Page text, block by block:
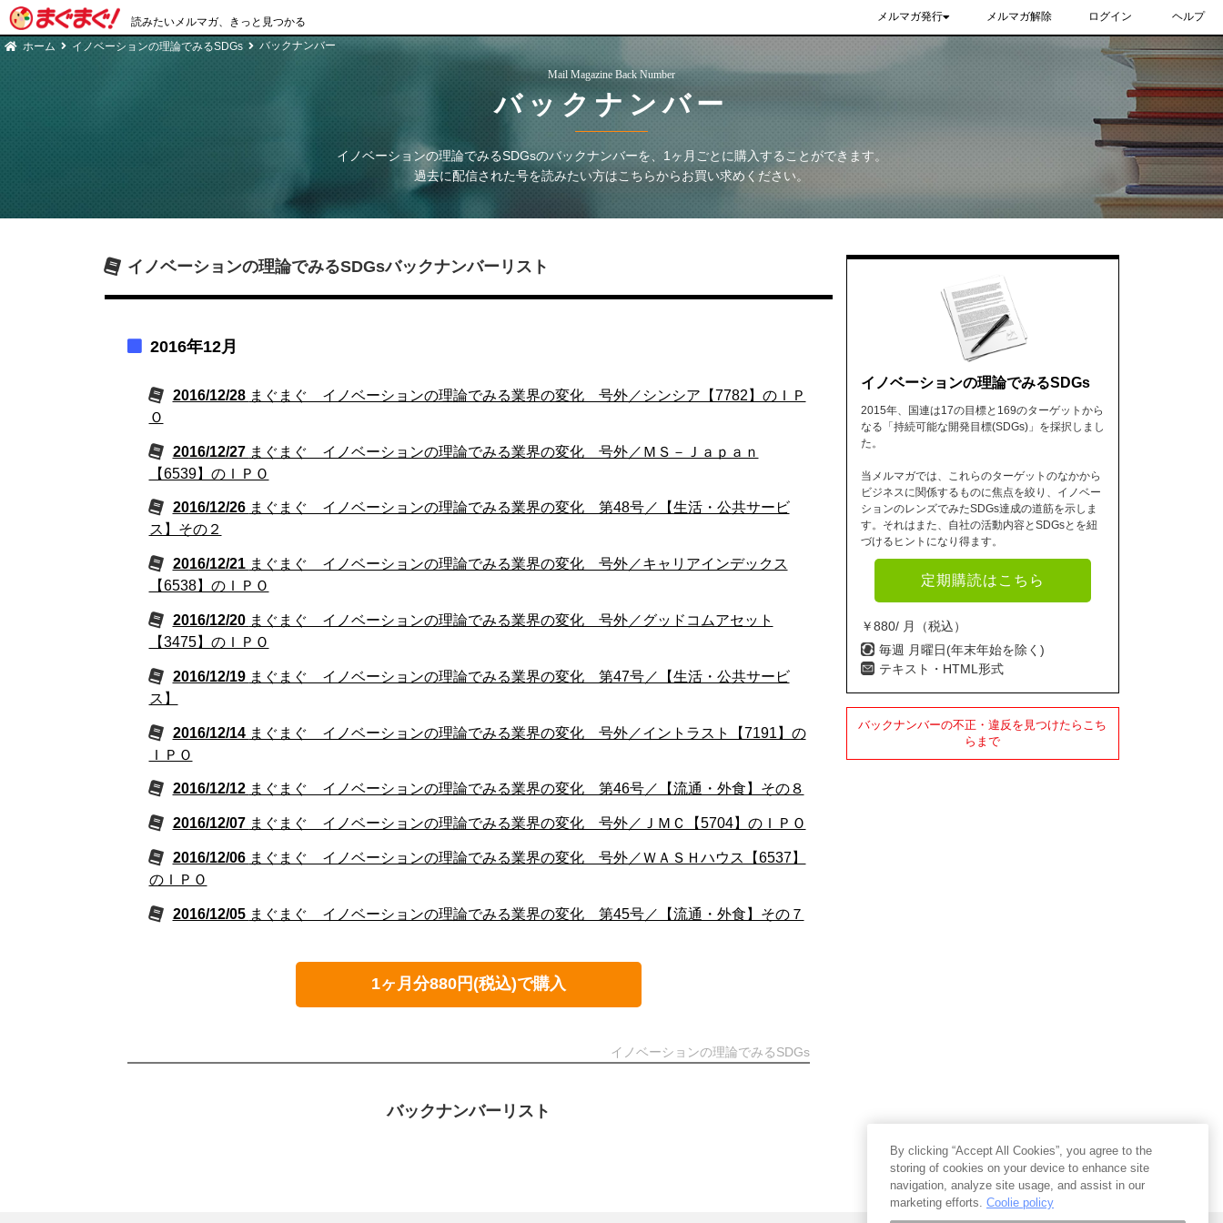
読みたいメルマガ、きっと見つかる メルマガ発行 メルマガ解除 ログイン ヘルプ
ホーム イノベーションの理論でみるSDGs バックナンバー
Mail Magazine Back Number
バックナンバー
イノベーションの理論でみるSDGsのバックナンバーを、1ヶ月ごとに購入することができます。
過去に配信された号を読みたい方はこちらからお買い求めください。
イノベーションの理論でみるSDGsバックナンバーリスト
2016年12月
2016/12/28 まぐまぐ イノベーションの理論でみる業界の変化 号外／シンシア【7782】のＩＰ
Ｏ
2016/12/27 まぐまぐ イノベーションの理論でみる業界の変化 号外／ＭＳ－Ｊａｐａｎ
【6539】のＩＰＯ
2016/12/26 まぐまぐ イノベーションの理論でみる業界の変化 第48号／【生活・公共サービ
ス】その２
2016/12/21 まぐまぐ イノベーションの理論でみる業界の変化 号外／キャリアインデックス
【6538】のＩＰＯ
2016/12/20 まぐまぐ イノベーションの理論でみる業界の変化 号外／グッドコムアセット
【3475】のＩＰＯ
2016/12/19 まぐまぐ イノベーションの理論でみる業界の変化 第47号／【生活・公共サービ
ス】
2016/12/14 まぐまぐ イノベーションの理論でみる業界の変化 号外／イントラスト【7191】の
ＩＰＯ
2016/12/12 まぐまぐ イノベーションの理論でみる業界の変化 第46号／【流通・外食】その８
2016/12/07 まぐまぐ イノベーションの理論でみる業界の変化 号外／ＪＭＣ【5704】のＩＰＯ
2016/12/06 まぐまぐ イノベーションの理論でみる業界の変化 号外／ＷＡＳＨハウス【6537】
のＩＰＯ
2016/12/05 まぐまぐ イノベーションの理論でみる業界の変化 第45号／【流通・外食】その７
1ヶ月分880円(税込)で購入
イノベーションの理論でみるSDGs
バックナンバーリスト
イノベーションの理論でみるSDGs
2015年、国連は17の目標と169のターゲットから
なる「持続可能な開発目標(SDGs)」を採択しまし
た。
当メルマガでは、これらのターゲットのなかから
ビジネスに関係するものに焦点を絞り、イノベー
ションのレンズでみたSDGs達成の道筋を示しま
す。それはまた、自社の活動内容とSDGsとを紐
づけるヒントになり得ます。
定期購読はこちら
￥880/ 月（税込）
毎週 月曜日(年末年始を除く)
テキスト・HTML形式
バックナンバーの不正・違反を見つけたらこち
らまで
By clicking “Accept All Cookies”, you agree to the
storing of cookies on your device to enhance site
navigation, analyze site usage, and assist in our
marketing efforts. Coolie policy